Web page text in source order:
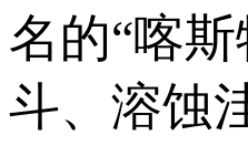
名的“喀
斗、溶蚀